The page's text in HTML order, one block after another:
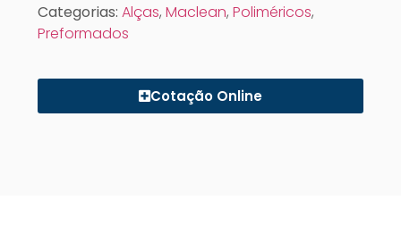
Categorias: Alças, Maclean, Poliméricos,
Preformados
Cotação Online